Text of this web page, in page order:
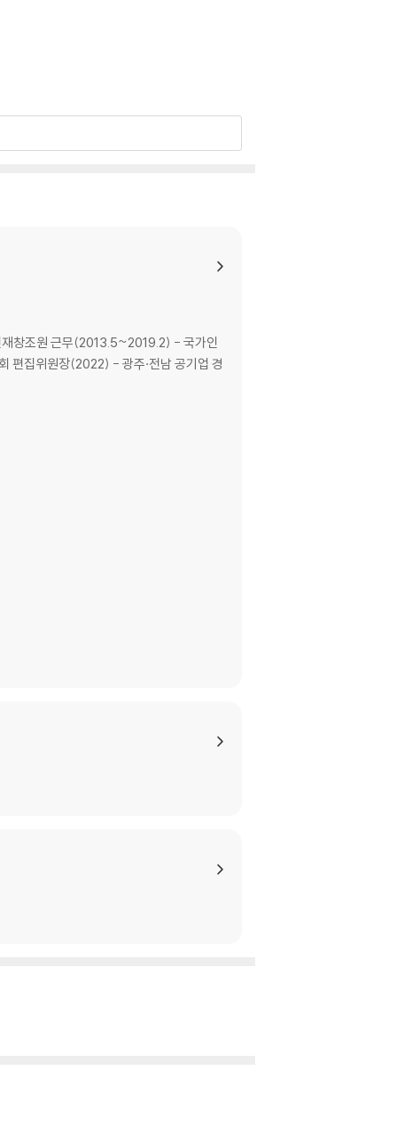
창조원 근무(2013.5~2019.2) - 국가인
집위원장(2022) - 광주·전남 공기업 경